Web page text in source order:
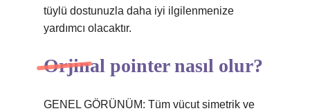
tüylü dostunuzla daha iyi ilgilenmenize
yardımcı olacaktır.
Orjinal pointer nasıl olur?
GENEL GÖRÜNÜM: Tüm vücut simetrik ve